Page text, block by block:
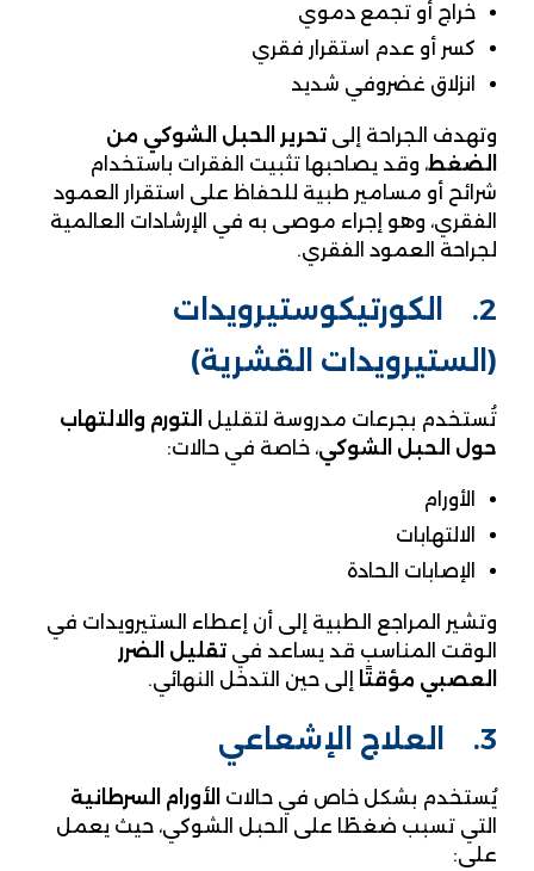
خراج أو تجمع دموي
كسر أو عدم استقرار فقري
انزلاق غضروفي شديد
وتهدف الجراحة إلىتحرير الحبل الشوكي من
الضغط، وقد يصاحبها تثبيت الفقرات باستخدام
شرائح أو مسامير طبية للحفاظ على استقرار العمود
الفقري، وهو إجراء موصى به في الإرشادات العالمية
لجراحة العمود الفقري.
2. الكورتيكوستيرويدات
(الستيرويدات القشرية)
تُستخدم بجرعات مدروسة لتقليل
التورم والالتهاب
حول الحبل الشوكي، خاصة في حالات:
الأورام
الالتهابات
الإصابات الحادة
وتشير المراجع الطبية إلى أن إعطاء الستيرويدات في
الوقت المناسب قد يساعد فيتقليل الضرر
العصبي مؤقتًا
إلى حين التدخل النهائي.
3. العلاج الإشعاعي
يُستخدم بشكل خاص في حالات الأورام السرطانية
التي تسبب ضغطًا على الحبل الشوكي، حيث يعمل
على: